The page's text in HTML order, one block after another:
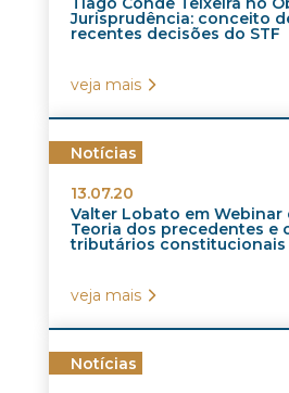
Jurisprudência: conceito
recentes decisões do STF
veja mais
Notícias
13.07.20
Valter Lobato em Webinar
Teoria dos precedentes e
tributários constitucionais
veja mais
Notícias